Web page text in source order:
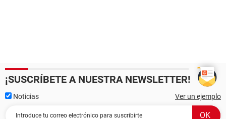
¡SUSCRÍBETE A NUESTRA NEWSLETTER!
Noticias Ver un ejemplo